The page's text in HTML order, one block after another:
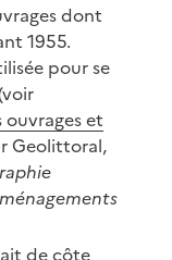
dont
1955.
pour se
et
Geolittoral,
de côte